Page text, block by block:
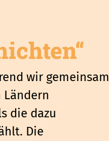
wir gemeinsam
Ländern
die dazu
Die